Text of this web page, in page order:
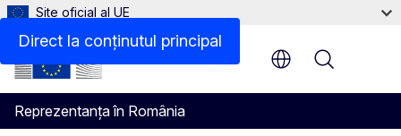
Direct la conținutul principal
Site oficial al UE
Reprezentanța în România
Menu